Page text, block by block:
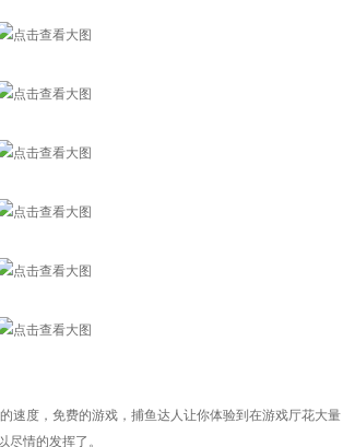
度，免费的游戏，捕鱼达人让你体验到在游戏厅花大量
情的发挥了。